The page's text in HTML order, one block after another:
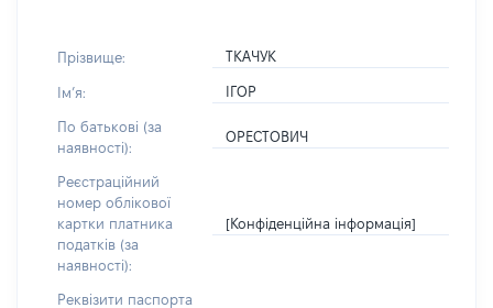
Прізвище: ТКАЧУК
Імʼя: ІГОР
По батькові (за
наявності):
ОРЕСТОВИЧ
Реєстраційний
номер облікової
картки платника
податків (за
наявності):
[Конфіденційна інформація]
Реквізити паспорта